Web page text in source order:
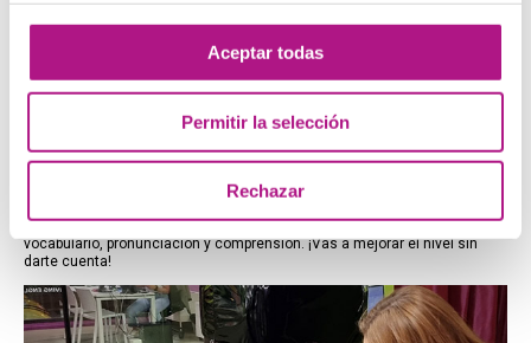
Aceptar todas
Permitir la selección
Rechazar
Clases con un máximo de 7 alumnos para practicar gramática,
vocabulario, pronunciación y comprensión. ¡Vas a mejorar el nivel sin
darte cuenta!